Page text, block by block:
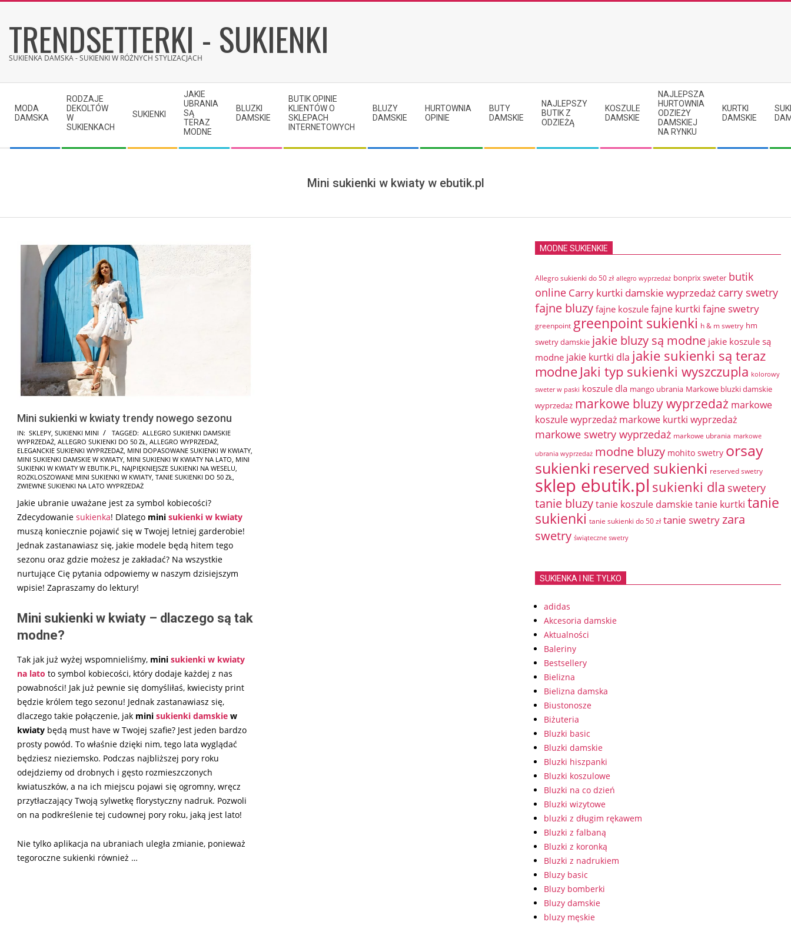
content
TRENDSETTERKI - SUKIENKI
SUKIENKA DAMSKA - SUKIENKI W RÓŻNYCH STYLIZACJACH
Navigation
Menu
MODA
DAMSKA
RODZAJE
DEKOLTÓW
W
SUKIENKACH
SUKIENKI
JAKIE
UBRANIA
SĄ
TERAZ
MODNE
BLUZKI
DAMSKIE
BUTIK OPINIE
KLIENTÓW O
SKLEPACH
INTERNETOWYCH
BLUZY
DAMSKIE
HURTOWNIA
OPINIE
BUTY
DAMSKIE
NAJLEPSZY
BUTIK Z
ODZIEŻĄ
KOSZULE
DAMSKIE
NAJLEPSZA
HURTOWNIA
ODZIEŻY
DAMSKIEJ
NA RYNKU
KURTKI
DAMSKIE
Mini sukienki w kwiaty w ebutik.pl
Mini sukienki w kwiaty trendy nowego sezonu
2025-
03-
07
IN: SKLEPY SUKIENKI MINI TAGGED: ALLEGRO SUKIENKI DAMSKIE
WYPRZEDAŻ ALLEGRO SUKIENKI DO 50 ZŁ ALLEGRO WYPRZEDAŻ
ELEGANCKIE SUKIENKI WYPRZEDAŻ MINI DOPASOWANE SUKIENKI W KWIATY
MINI SUKIENKI DAMSKIE W KWIATY MINI SUKIENKI W KWIATY NA LATO MINI
SUKIENKI W KWIATY W EBUTIK.PL
NAJPIĘKNIEJSZE SUKIENKI NA WESELU
ROZKLOSZOWANE MINI SUKIENKI W KWIATY TANIE SUKIENKI DO 50 ZŁ
ZWIEWNE SUKIENKI NA LATO WYPRZEDAŻ
Jakie ubranie uważane jest za symbol kobiecości?
Zdecydowanie sukienka! Dlatego mini sukienki w kwiaty
muszą koniecznie pojawić się w Twojej letniej garderobie!
Jednak zastanawiasz się, jakie modele będą hitem tego
sezonu oraz gdzie możesz je zakładać? Na wszystkie
nurtujące Cię pytania odpowiemy w naszym dzisiejszym
wpisie! Zapraszamy do lektury!
Mini sukienki w kwiaty – dlaczego są tak
modne?
Tak jak już wyżej wspomnieliśmy, mini sukienki w kwiaty
na lato to symbol kobiecości, który dodaje każdej z nas
powabności! Jak już pewnie się domyśliłaś, kwiecisty print
będzie królem tego sezonu! Jednak zastanawiasz się,
dlaczego takie połączenie, jak mini sukienki damskie w
kwiaty będą must have w Twojej szafie? Jest jeden bardzo
prosty powód. To właśnie dzięki nim, tego lata wyglądać
będziesz nieziemsko. Podczas najbliższej pory roku
odejdziemy od drobnych i gęsto rozmieszczonych
kwiatuszków, a na ich miejscu pojawi się ogromny, wręcz
przytłaczający Twoją sylwetkę florystyczny nadruk. Pozwoli
on na podkreślenie tej cudownej pory roku, jaką jest lato!
Nie tylko aplikacja na ubraniach uległa zmianie, ponieważ
tegoroczne sukienki również …
MODNE SUKIENKIE
Allegro sukienki do 50 zł allegro wyprzedaż bonprix sweter butik
online Carry kurtki damskie wyprzedaż carry swetry
fajne bluzy fajne koszule fajne kurtki fajne swetry
greenpoint greenpoint sukienki h & m swetry hm
swetry damskie jakie bluzy są modne jakie koszule są
modne jakie kurtki dla jakie sukienki są teraz
modneJaki typ sukienki wyszczupla kolorowy
sweter w paski koszule dla mango ubrania Markowe bluzki damskie
wyprzedaż markowe bluzy wyprzedaż markowe
koszule wyprzedaż markowe kurtki wyprzedaż
markowe swetry wyprzedaż markowe ubrania markowe
ubrania wyprzedaż modne bluzy mohito swetry orsay
sukienki reserved sukienki reserved swetry
sklep ebutik.pl sukienki dla swetery
tanie bluzytanie koszule damskietanie kurtki tanie
sukienki tanie sukienki do 50 zł tanie swetryzara
swetry świąteczne swetry
SUKIENKA I NIE TYLKO
adidas
Akcesoria damskie
Aktualności
Baleriny
Bestsellery
Bielizna
Bielizna damska
Biustonosze
Biżuteria
Bluzki basic
Bluzki damskie
Bluzki hiszpanki
Bluzki koszulowe
Bluzki na co dzień
Bluzki wizytowe
bluzki z długim rękawem
Bluzki z falbaną
Bluzki z koronką
Bluzki z nadrukiem
Bluzy basic
Bluzy bomberki
Bluzy damskie
bluzy męskie